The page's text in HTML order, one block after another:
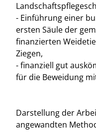
- Einführung einer
ersten Säule der
finanzierten
Ziegen,
- finanziell gut
für die Beweidung
Darstellung der
angewandten